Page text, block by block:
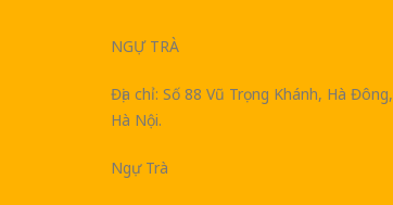
NGỰ TRÀ
Địa chỉ: Số 88 Vũ Trọng Khánh, Hà Đông,
Hà Nội.
Ngự Trà